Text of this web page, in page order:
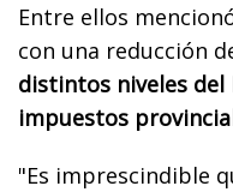
Entre ellos
con una reducción
distintos niveles del
impuestos
"Es imprescindible